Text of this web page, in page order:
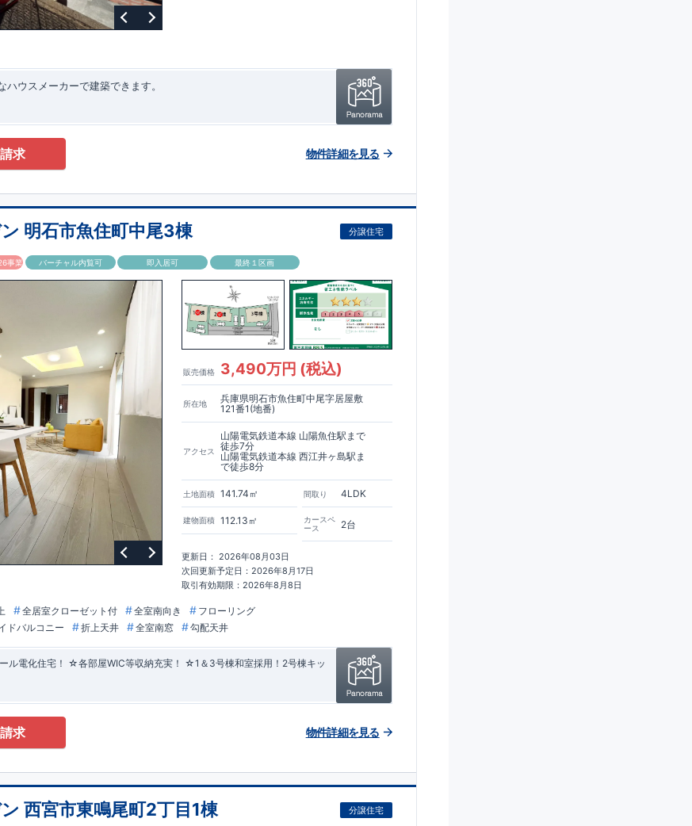
、定期点検以外でも万一不具合が発生した際は対応いたします。
ウスメーカーで建築できます。
求 物件詳細を見る
明石市魚住町中尾3棟 分譲住宅
事業 バーチャル内覧可 即入居可 最終１区画
販売価格 3,490万円 (税込)
所在地
兵庫県明石市魚住町中尾字居屋敷
121番1(地番)
アクセス
山陽電気鉄道本線 山陽魚住駅まで
徒歩7分
山陽電気鉄道本線 西江井ヶ島駅ま
で徒歩8分
土地面積 141.74㎡
建物面積 112.13㎡
間取り 4LDK
カースペ
ース
2台
更新日： 2026年08月03日
次回更新予定日：2026年8月17日
取引有効期限：2026年8月8日
全居室クローゼット付 全室南向き
フローリング
ドバルコニー 折上天井 全室南窓 勾配天井
ル電化住宅！ ☆各部屋WIC等収納充実！ ☆1＆3号棟和室採用！2号棟キッ
求 物件詳細を見る
西宮市東鳴尾町2丁目1棟 分譲住宅